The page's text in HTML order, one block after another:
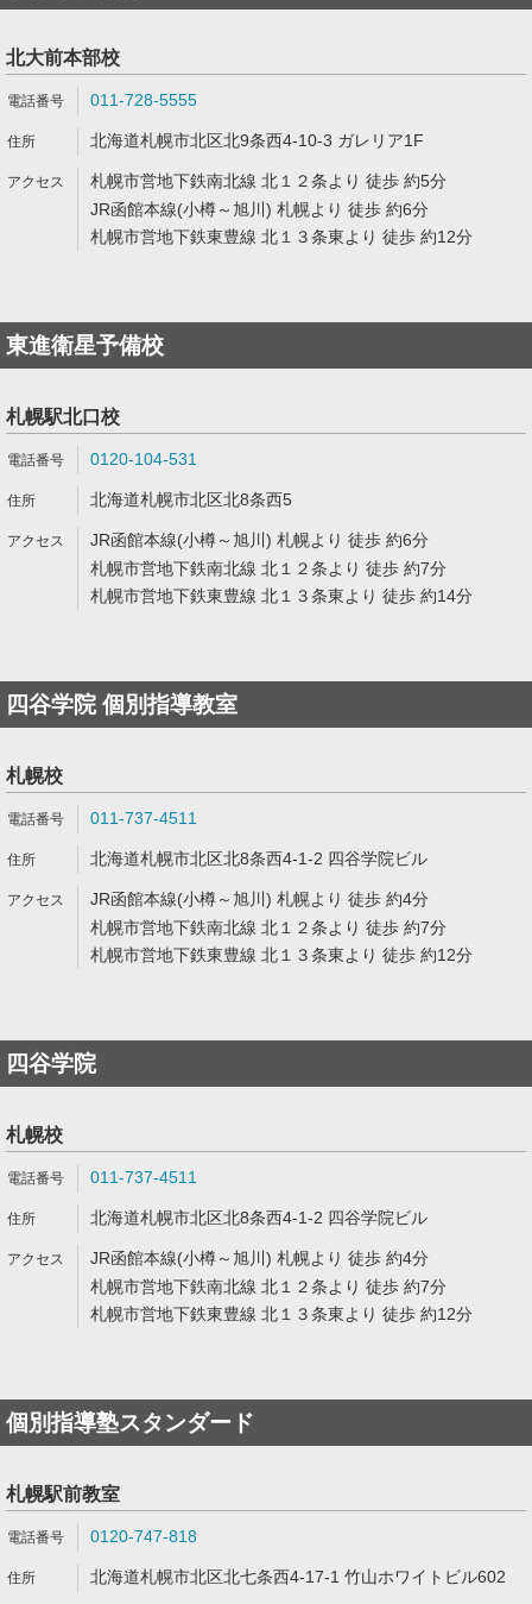
北大前本部校
011-728-5555
北海道札幌市北区北9条西4-10-3 ガレリア1F
札幌市営地下鉄南北線 北１２条より 徒歩 約5分
JR函館本線(小樽～旭川) 札幌より 徒歩 約6分
札幌市営地下鉄東豊線 北１３条東より 徒歩 約12分
東進衛星予備校
札幌駅北口校
0120-104-531
北海道札幌市北区北8条西5
JR函館本線(小樽～旭川) 札幌より 徒歩 約6分
札幌市営地下鉄南北線 北１２条より 徒歩 約7分
札幌市営地下鉄東豊線 北１３条東より 徒歩 約14分
四谷学院 個別指導教室
札幌校
011-737-4511
北海道札幌市北区北8条西4-1-2 四谷学院ビル
JR函館本線(小樽～旭川) 札幌より 徒歩 約4分
札幌市営地下鉄南北線 北１２条より 徒歩 約7分
札幌市営地下鉄東豊線 北１３条東より 徒歩 約12分
四谷学院
札幌校
011-737-4511
北海道札幌市北区北8条西4-1-2 四谷学院ビル
JR函館本線(小樽～旭川) 札幌より 徒歩 約4分
札幌市営地下鉄南北線 北１２条より 徒歩 約7分
札幌市営地下鉄東豊線 北１３条東より 徒歩 約12分
個別指導塾スタンダード
札幌駅前教室
0120-747-818
北海道札幌市北区北七条西4-17-1 竹山ホワイトビル602